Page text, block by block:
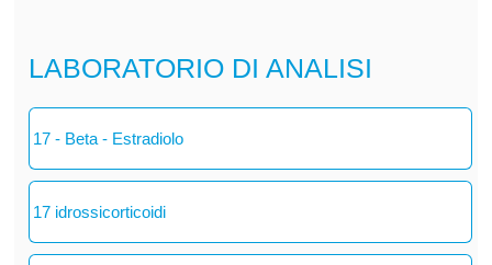
LABORATORIO DI ANALISI
17 - Beta - Estradiolo
17 idrossicorticoidi